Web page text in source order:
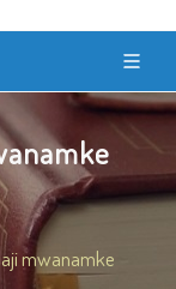
mwanamke